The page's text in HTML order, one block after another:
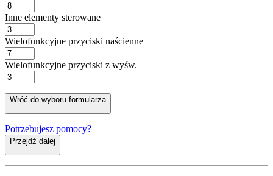
Inne elementy sterowane
Wielofunkcyjne przyciski naścienne
Wielofunkcyjne przyciski z wyśw.
Wróć do wyboru formularza
Potrzebujesz pomocy?
Przejdź dalej